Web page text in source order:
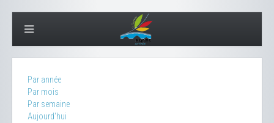
Par année
Par mois
Par semaine
Aujourd'hui